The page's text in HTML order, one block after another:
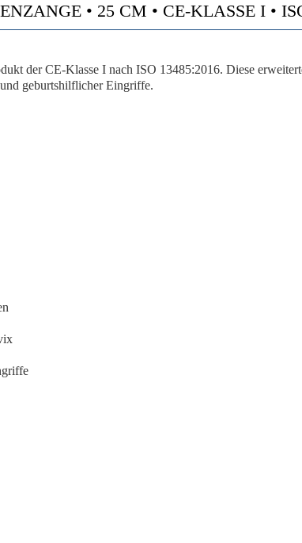
• 25 CM • CE-KLASSE I •
der CE-Klasse I nach ISO 13485:2016. Diese
geburtshilflicher Eingriffe.